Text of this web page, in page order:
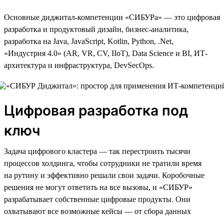
Основные диджитал-компетенции «СИБУРа» — это цифровая
разработка и продуктовый дизайн, бизнес-аналитика,
разработка на Java, JavaScript, Kotlin, Python, .Net,
«Индустрия 4.0» (AR, VR, CV, IIoT), Data Science и BI, ИТ-
архитектура и инфраструктура, DevSecOps.
Цифровая разработка под
ключ
Задача цифрового кластера — так перестроить тысячи
процессов холдинга, чтобы сотрудники не тратили время
на рутину и эффективно решали свои задачи. Коробочные
решения не могут ответить на все вызовы, и «СИБУР»
разрабатывает собственные цифровые продукты. Они
охватывают все возможные кейсы — от сбора данных